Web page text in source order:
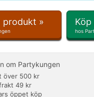
produkt »
hos
om Partykungen
över 500 kr
49 kr
öppet köp